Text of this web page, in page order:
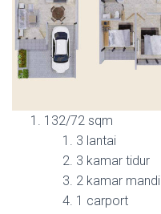
132/72 sqm
3 lantai
3 kamar tidur
2 kamar mandi
1 carport